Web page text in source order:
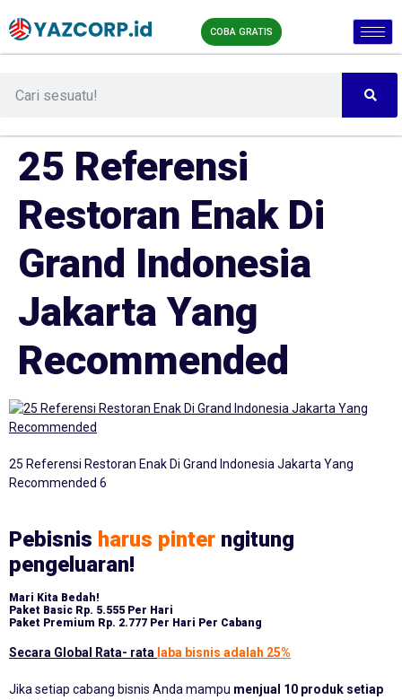
COBA GRATIS
25 Referensi
Restoran Enak Di
Grand Indonesia
Jakarta Yang
Recommended
25 Referensi Restoran Enak Di Grand Indonesia Jakarta Yang
Recommended 6
Pebisnis harus pinter ngitung
pengeluaran!
Mari Kita Bedah!
Paket Basic Rp. 5.555 Per Hari
Paket Premium Rp. 2.777 Per Hari Per Cabang
Secara Global Rata- rata laba bisnis adalah 25%
Jika setiap cabang bisnis Anda mampu menjual 10 produk setiap